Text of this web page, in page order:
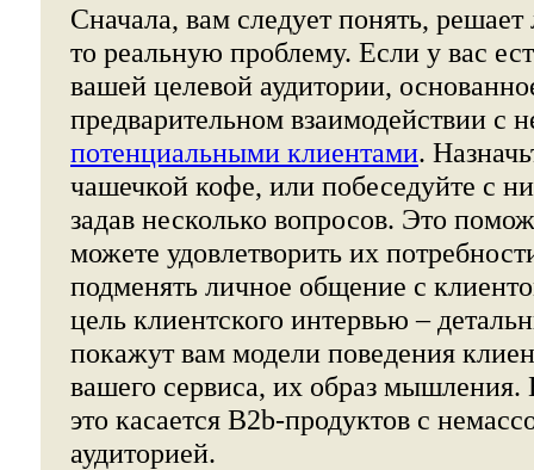
Сначала, вам следует понять,
то реальную проблему. Если у вас
вашей целевой аудитории,
предварительном взаимодействии с
потенциальными клиентами.
чашечкой кофе, или побеседуйте с
задав несколько вопросов. Это
можете удовлетворить их
подменять личное общение с
цель клиентского интервью –
покажут вам модели поведения
вашего сервиса, их образ мышления.
это касается B2b-продуктов с
аудиторией.